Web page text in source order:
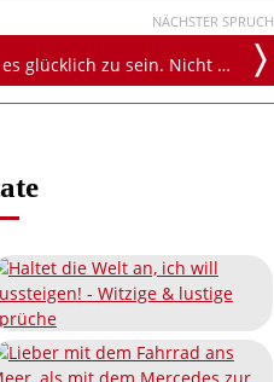
NÄCHSTER SPRUCH
glücklich zu sein. Nicht perfekt